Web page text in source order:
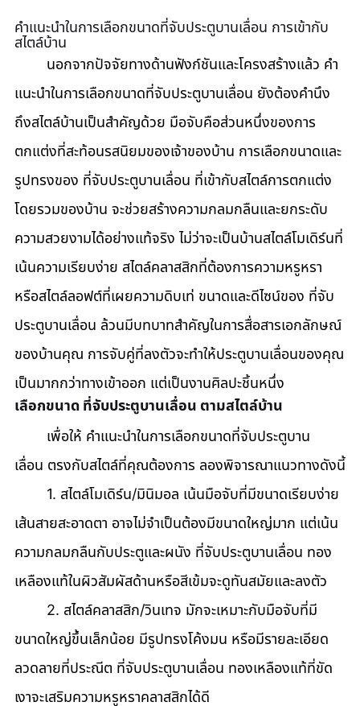
คำแนะนำในการเลือกขนาดที่จับประตูบานเลื่อน การเข้ากับ
สไตล์บ้าน
แนะนำในการเลือกขนาดที่จับประตูบานเลื่อน ยังต้องคำนึง
ถึงสไตล์บ้านเป็นสำคัญด้วย มือจับคือส่วนหนึ่งของการ
ตกแต่งที่สะท้อนรสนิยมของเจ้าของบ้าน การเลือกขนาดและ
รูปทรงของ ที่จับประตูบานเลื่อน ที่เข้ากับสไตล์การตกแต่ง
โดยรวมของบ้าน จะช่วยสร้างความกลมกลืนและยกระดับ
ความสวยงามได้อย่างแท้จริง ไม่ว่าจะเป็นบ้านสไตล์โมเดิร์นที่
เน้นความเรียบง่าย สไตล์คลาสสิกที่ต้องการความหรูหรา
หรือสไตล์ลอฟต์ที่เผยความดิบเท่ ขนาดและดีไซน์ของ ที่จับ
ประตูบานเลื่อน ล้วนมีบทบาทสำคัญในการสื่อสารเอกลักษณ์
ของบ้านคุณ การจับคู่ที่ลงตัวจะทำให้ประตูบานเลื่อนของคุณ
เป็นมากกว่าทางเข้าออก แต่เป็นงานศิลปะชิ้นหนึ่ง
เลือกขนาด ที่จับประตูบานเลื่อน ตามสไตล์บ้าน
เลื่อน ตรงกับสไตล์ที่คุณต้องการ ลองพิจารณาแนวทางดังนี้
เส้นสายสะอาดตา อาจไม่จำเป็นต้องมีขนาดใหญ่มาก แต่เน้น
ความกลมกลืนกับประตูและผนัง ที่จับประตูบานเลื่อน ทอง
เหลืองแท้ในผิวสัมผัสด้านหรือสีเข้มจะดูทันสมัยและลงตัว
ขนาดใหญ่ขึ้นเล็กน้อย มีรูปทรงโค้งมน หรือมีรายละเอียด
ลวดลายที่ประณีต ที่จับประตูบานเลื่อน ทองเหลืองแท้ที่ขัด
เงาจะเสริมความหรูหราคลาสสิกได้ดี